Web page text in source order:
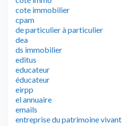
cote immobilier
cpam
de particulier à particulier
dea
ds immobilier
editus
educateur
éducateur
eirpp
el annuaire
emails
entreprise du patrimoine vivant